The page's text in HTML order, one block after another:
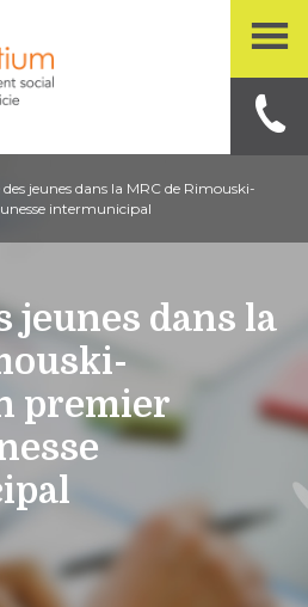
des jeunes dans la MRC de Rimouski-
intermunicipal
jeunes dans la
premier